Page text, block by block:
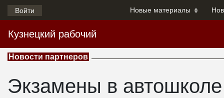
Войти Новые материалы 0
Кузнецкий рабочий
Новости партнеров
Экзамены в